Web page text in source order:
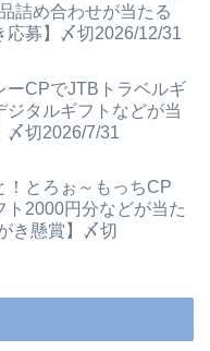
詰め合わせが当たる
応募】〆切2026/12/31
ーCPでJTBトラベルギ
ジタルギフトなどが当
〆切2026/7/31
！とろぉ～もっちCP
ト2000円分などが当た
き懸賞】〆切